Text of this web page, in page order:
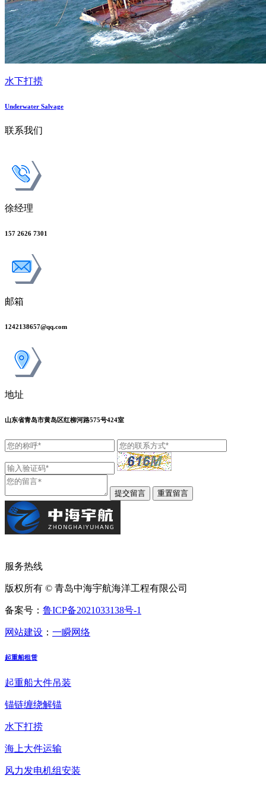
水下打捞
Underwater Salvage
联系我们
徐经理
157 2626 7301
邮箱
1242138657@qq.com
地址
山东省青岛市黄岛区红柳河路575号424室
服务热线
版权所有 © 青岛中海宇航海洋工程有限公司
备案号： 鲁ICP备2021033138号-1
网站建设 ： 一瞬网络
起重船租赁
起重船大件吊装
锚链缠绕解锚
水下打捞
海上大件运输
风力发电机组安装